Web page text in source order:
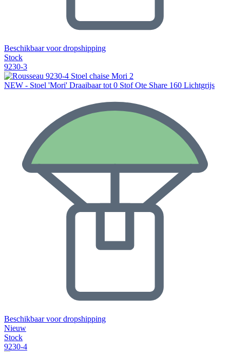
Beschikbaar voor dropshipping
Stock
9230-3
NEW - Stoel 'Mori' Draaibaar tot 0 Stof Ote Share 160 Lichtgrijs
Beschikbaar voor dropshipping
Nieuw
Stock
9230-4